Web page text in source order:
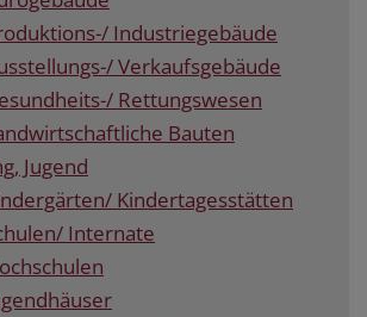
Industriegebäude
Verkaufsgebäude
Rettungswesen
Bauten
Jugend
Kindertagesstätten
Internate